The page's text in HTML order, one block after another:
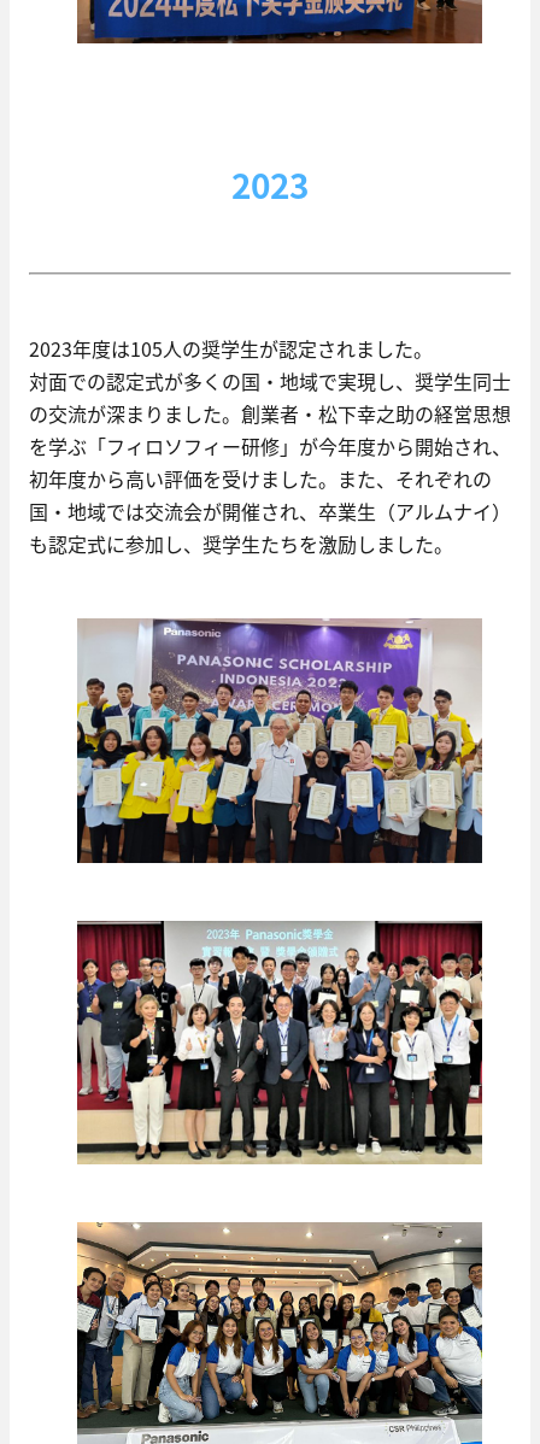
2023
2023年度は105人の奨学生が認定されました。
対面での認定式が多くの国・地域で実現し、奨学生同士
の交流が深まりました。創業者・松下幸之助の経営思想
を学ぶ「フィロソフィー研修」が今年度から開始され、
初年度から高い評価を受けました。また、それぞれの
国・地域では交流会が開催され、卒業生（アルムナイ）
も認定式に参加し、奨学生たちを激励しました。